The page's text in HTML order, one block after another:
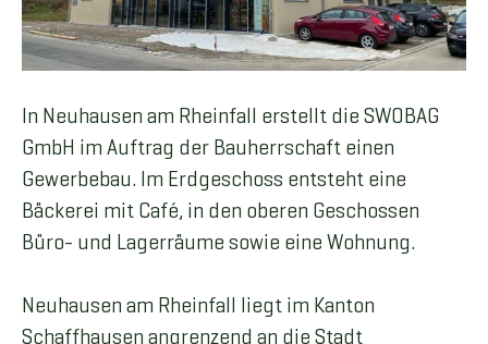
In Neuhausen am Rheinfall erstellt die SWOBAG
GmbH im Auftrag der Bauherrschaft einen
Gewerbebau. Im Erdgeschoss entsteht eine
Bäckerei mit Café, in den oberen Geschossen
Büro- und Lagerräume sowie eine Wohnung.
Neuhausen am Rheinfall liegt im Kanton
Schaffhausen angrenzend an die Stadt